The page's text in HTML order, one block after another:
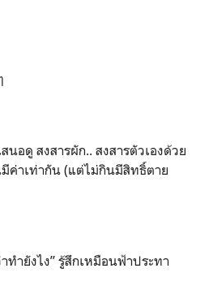
นอดู สงสารผัก.. สงสารตัวเองด้วย
ค่าเท่ากัน (แต่ไม่กินมีสิทธิ์ตาย
ำยังไง” รู้สึกเหมือนฟ้าประทา